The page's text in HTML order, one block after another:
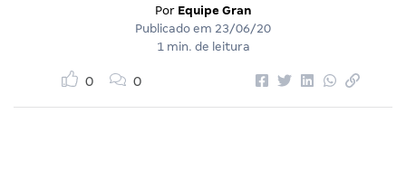
Por Equipe Gran
Publicado em 23/06/20
1 min. de leitura
0 0